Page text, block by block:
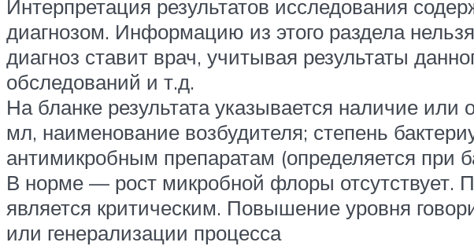
Интерпретация результатов исследования
диагнозом. Информацию из этого раздела
диагноз ставит врач, учитывая результаты
обследований и т.д.
На бланке результата указывается наличие
мл, наименование возбудителя; степень
антимикробным препаратам (определяется при
В норме — рост микробной флоры
является критическим. Повышение уровня
или генерализации процесса